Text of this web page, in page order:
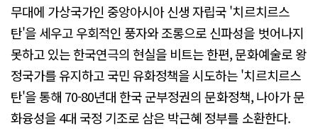
무대에 가상국가인 중앙아시아 신생 자립국 '치르치르스
탄'을 세우고 우회적인 풍자와 조롱으로 신파성을 벗어나지
못하고 있는 한국연극의 현실을 비트는 한편, 문화예술로 왕
정국가를 유지하고 국민 유화정책을 시도하는 '치르치르스
탄'을 통해 70-80년대 한국 군부정권의 문화정책, 나아가 문
화융성을 4대 국정 기조로 삼은 박근혜 정부를 소환한다.